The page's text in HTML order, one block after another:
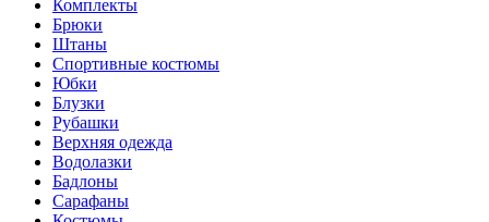
Комплекты
Брюки
Штаны
Спортивные костюмы
Юбки
Блузки
Рубашки
Верхняя одежда
Водолазки
Бадлоны
Сарафаны